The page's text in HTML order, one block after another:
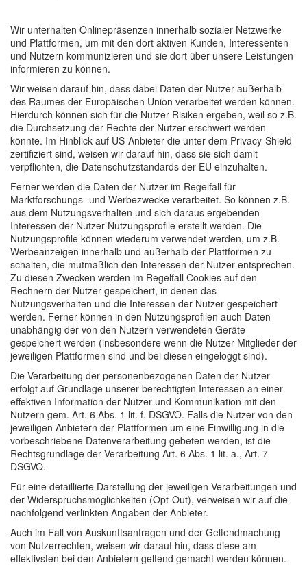
Wir unterhalten Onlinepräsenzen innerhalb sozialer Netzwerke
und Plattformen, um mit den dort aktiven Kunden, Interessenten
und Nutzern kommunizieren und sie dort über unsere Leistungen
informieren zu können.
Wir weisen darauf hin, dass dabei Daten der Nutzer außerhalb
des Raumes der Europäischen Union verarbeitet werden können.
Hierdurch können sich für die Nutzer Risiken ergeben, weil so z.B.
die Durchsetzung der Rechte der Nutzer erschwert werden
könnte. Im Hinblick auf US-Anbieter die unter dem Privacy-Shield
zertifiziert sind, weisen wir darauf hin, dass sie sich damit
verpflichten, die Datenschutzstandards der EU einzuhalten.
Ferner werden die Daten der Nutzer im Regelfall für
Marktforschungs- und Werbezwecke verarbeitet. So können z.B.
aus dem Nutzungsverhalten und sich daraus ergebenden
Interessen der Nutzer Nutzungsprofile erstellt werden. Die
Nutzungsprofile können wiederum verwendet werden, um z.B.
Werbeanzeigen innerhalb und außerhalb der Plattformen zu
schalten, die mutmaßlich den Interessen der Nutzer entsprechen.
Zu diesen Zwecken werden im Regelfall Cookies auf den
Rechnern der Nutzer gespeichert, in denen das
Nutzungsverhalten und die Interessen der Nutzer gespeichert
werden. Ferner können in den Nutzungsprofilen auch Daten
unabhängig der von den Nutzern verwendeten Geräte
gespeichert werden (insbesondere wenn die Nutzer Mitglieder der
jeweiligen Plattformen sind und bei diesen eingeloggt sind).
Die Verarbeitung der personenbezogenen Daten der Nutzer
erfolgt auf Grundlage unserer berechtigten Interessen an einer
effektiven Information der Nutzer und Kommunikation mit den
Nutzern gem. Art. 6 Abs. 1 lit. f. DSGVO. Falls die Nutzer von den
jeweiligen Anbietern der Plattformen um eine Einwilligung in die
vorbeschriebene Datenverarbeitung gebeten werden, ist die
Rechtsgrundlage der Verarbeitung Art. 6 Abs. 1 lit. a., Art. 7
DSGVO.
Für eine detaillierte Darstellung der jeweiligen Verarbeitungen und
der Widerspruchsmöglichkeiten (Opt-Out), verweisen wir auf die
nachfolgend verlinkten Angaben der Anbieter.
Auch im Fall von Auskunftsanfragen und der Geltendmachung
von Nutzerrechten, weisen wir darauf hin, dass diese am
effektivsten bei den Anbietern geltend gemacht werden können.